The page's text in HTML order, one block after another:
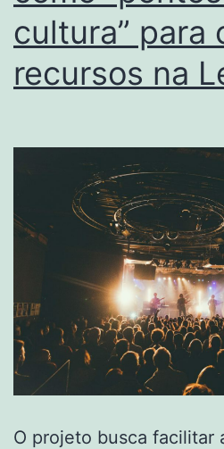
cultura” para
recursos na
O projeto busca facilitar